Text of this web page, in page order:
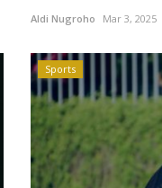
Aldi Nugroho Mar 3, 2025
Sports